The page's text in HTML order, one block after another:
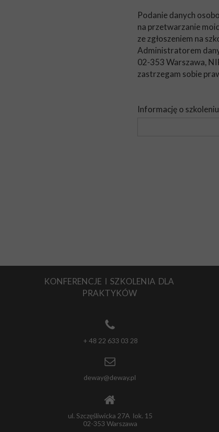
Podanie danych
na przetwarzanie
ze zgłoszeniem na
Administratorem
02-353 Warszawa,
zastrzegam sobie
Informację o
ul. Szczęśliwicka 27A lok. 15
02-353 Warszawa
+ 48 22 633 03 28
deway@deway.pl
KONFERENCJE I SZKOLENIA DLA
PRAKTYKÓW